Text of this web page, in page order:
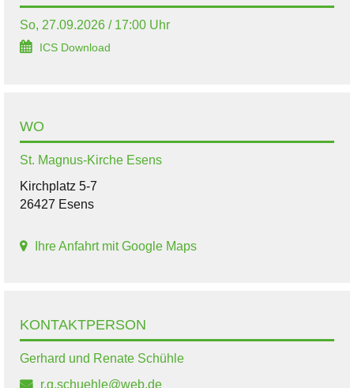
So, 27.09.2026 / 17:00 Uhr
ICS Download
WO
St. Magnus-Kirche Esens
Kirchplatz 5-7
26427 Esens
Ihre Anfahrt mit Google Maps
KONTAKTPERSON
Gerhard und Renate Schühle
r.g.schuehle@web.de